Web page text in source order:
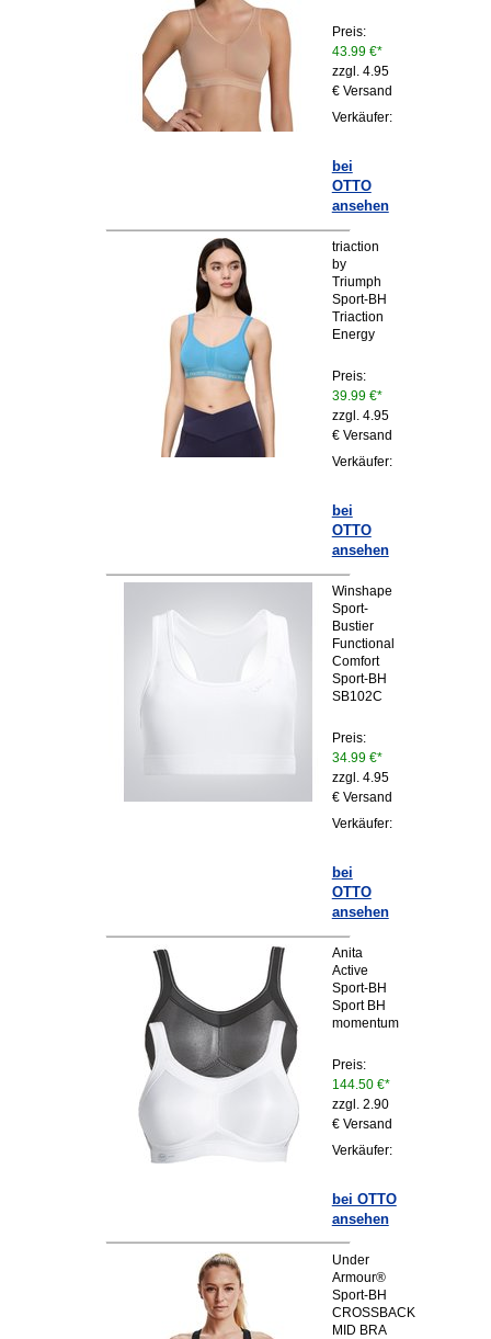
Preis:
43.99 €*
zzgl. 4.95
€ Versand
Verkäufer:
bei
OTTO
ansehen
triaction
by
Triumph
Sport-BH
Triaction
Energy
Preis:
39.99 €*
zzgl. 4.95
€ Versand
Verkäufer:
bei
OTTO
ansehen
Winshape
Sport-
Bustier
Functional
Comfort
Sport-BH
SB102C
Preis:
34.99 €*
zzgl. 4.95
€ Versand
Verkäufer:
bei
OTTO
ansehen
Anita
Active
Sport-BH
Sport BH
momentum
Preis:
144.50 €*
zzgl. 2.90
€ Versand
Verkäufer:
bei OTTO
ansehen
Under
Armour®
Sport-BH
CROSSBACK
MID BRA